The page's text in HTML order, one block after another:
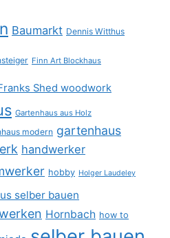
Baumarkt Dennis Witthus
Finn Art Blockhaus
Shed woodwork
Gartenhaus aus Holz
modern gartenhaus
handwerker
hobby Holger Laudeley
selber bauen
Hornbach how to